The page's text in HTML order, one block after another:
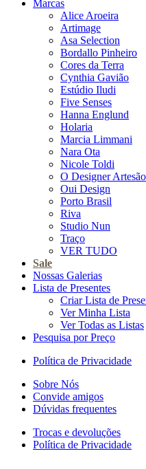
Marcas
Alice Aroeira
Artimage
Asa Selection
Bordallo Pinheiro
Cores da Terra
Cynthia Gavião
Estúdio Iludi
Five Senses
Hanna Englund
Holaria
Marcia Limmani
Nara Ota
Nicole Toldi
O Designer Artesão
Oui Design
Porto Brasil
Riva
Studio Nun
Traço
VER TUDO
Sale
Nossas Galerias
Lista de Presentes
Criar Lista de
Ver Minha Lista
Ver Todas as Listas
Pesquisa por Preço
Política de Privacidade
Sobre Nós
Convide amigos
Dúvidas frequentes
Trocas e devoluções
Política de Privacidade